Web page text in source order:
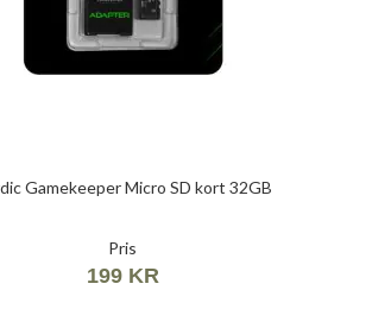
Gamekeeper Micro SD kort 32GB
Pris
199 KR